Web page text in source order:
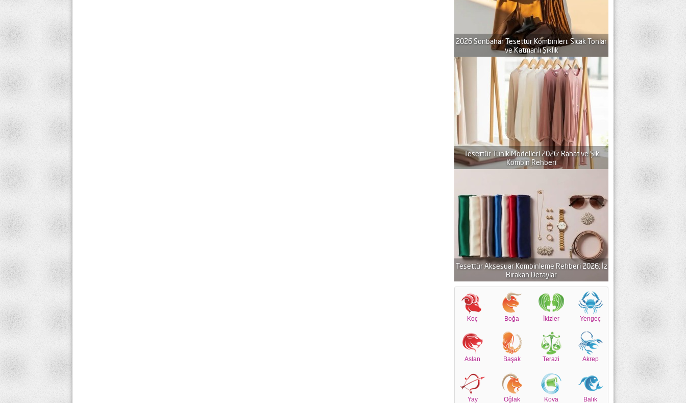
2026 Sonbahar Tesettür Kombinleri: Sıcak Tonlar
ve Katmanlı Şıklık
Tesettür Tunik Modelleri 2026: Rahat ve Şık
Kombin Rehberi
Tesettür Aksesuar Kombinleme Rehberi 2026: İz
Bırakan Detaylar
Koç Boğa İkizler Yengeç
Aslan Başak Terazi Akrep
Yay Oğlak Kova Balık